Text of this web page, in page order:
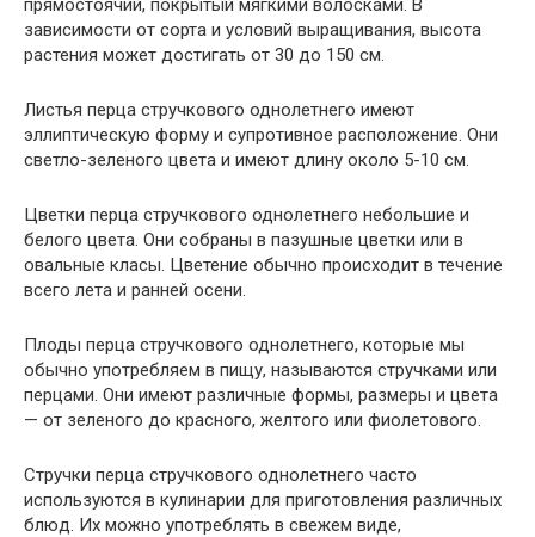
зависимости от сорта и условий выращивания, высота
растения может достигать от 30 до 150 см.
Листья перца стручкового однолетнего имеют
эллиптическую форму и супротивное расположение. Они
светло-зеленого цвета и имеют длину около 5-10 см.
Цветки перца стручкового однолетнего небольшие и
белого цвета. Они собраны в пазушные цветки или в
овальные класы. Цветение обычно происходит в течение
всего лета и ранней осени.
Плоды перца стручкового однолетнего, которые мы
обычно употребляем в пищу, называются стручками или
перцами. Они имеют различные формы, размеры и цвета
— от зеленого до красного, желтого или фиолетового.
Стручки перца стручкового однолетнего часто
используются в кулинарии для приготовления различных
блюд. Их можно употреблять в свежем виде,